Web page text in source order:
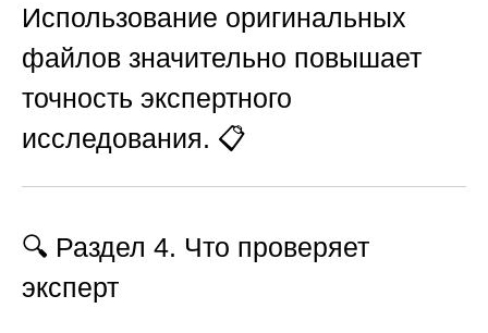
Использование оригинальных
файлов значительно повышает
точность экспертного
исследования. 📋
🔍 Раздел 4. Что проверяет
эксперт